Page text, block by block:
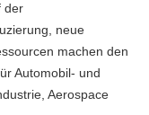
der
neue
machen den
Automobil- und
Aerospace